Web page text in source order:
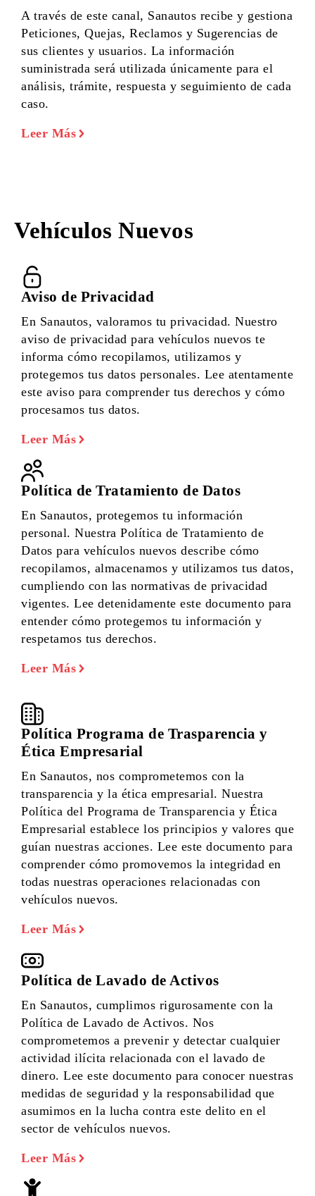
A través de este canal, Sanautos recibe y gestiona
Peticiones, Quejas, Reclamos y Sugerencias de
sus clientes y usuarios. La información
suministrada será utilizada únicamente para el
análisis, trámite, respuesta y seguimiento de cada
caso.
Leer Más
Vehículos Nuevos
Aviso de Privacidad
En Sanautos, valoramos tu privacidad. Nuestro
aviso de privacidad para vehículos nuevos te
informa cómo recopilamos, utilizamos y
protegemos tus datos personales. Lee atentamente
este aviso para comprender tus derechos y cómo
procesamos tus datos.
Leer Más
Política de Tratamiento de Datos
En Sanautos, protegemos tu información
personal. Nuestra Política de Tratamiento de
Datos para vehículos nuevos describe cómo
recopilamos, almacenamos y utilizamos tus datos,
cumpliendo con las normativas de privacidad
vigentes. Lee detenidamente este documento para
entender cómo protegemos tu información y
respetamos tus derechos.
Leer Más
Política Programa de Trasparencia y
Ética Empresarial
En Sanautos, nos comprometemos con la
transparencia y la ética empresarial. Nuestra
Política del Programa de Transparencia y Ética
Empresarial establece los principios y valores que
guían nuestras acciones. Lee este documento para
comprender cómo promovemos la integridad en
todas nuestras operaciones relacionadas con
vehículos nuevos.
Leer Más
Política de Lavado de Activos
En Sanautos, cumplimos rigurosamente con la
Política de Lavado de Activos. Nos
comprometemos a prevenir y detectar cualquier
actividad ilícita relacionada con el lavado de
dinero. Lee este documento para conocer nuestras
medidas de seguridad y la responsabilidad que
asumimos en la lucha contra este delito en el
sector de vehículos nuevos.
Leer Más